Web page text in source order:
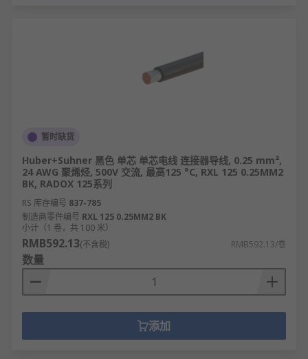
暂时缺货
Huber+Suhner 黑色 单芯 单芯电线 连接器导线, 0.25 mm²,
24 AWG 聚烯烃, 500V 交流, 最高125 °C, RXL 125 0.25MM2
BK, RADOX 125系列
RS 库存编号 837-785
制造商零件编号 RXL 125 0.25MM2 BK
小计（1 卷，共 100 米）
RMB592.13(不含税) RMB592.13/卷
数量
添加